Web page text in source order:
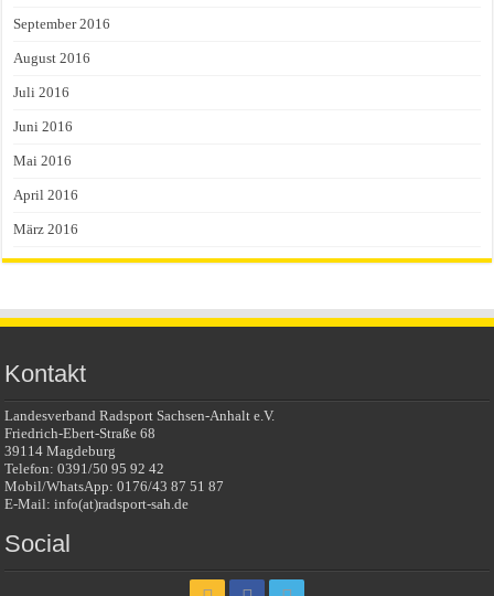
September 2016
August 2016
Juli 2016
Juni 2016
Mai 2016
April 2016
März 2016
Kontakt
Landesverband Radsport Sachsen-Anhalt e.V.
Friedrich-Ebert-Straße 68
39114 Magdeburg
Telefon: 0391/50 95 92 42
Mobil/WhatsApp: 0176/43 87 51 87
E-Mail: info(at)radsport-sah.de
Social